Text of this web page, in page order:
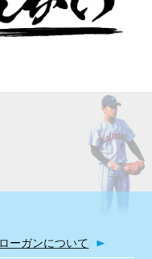
ーガンについて